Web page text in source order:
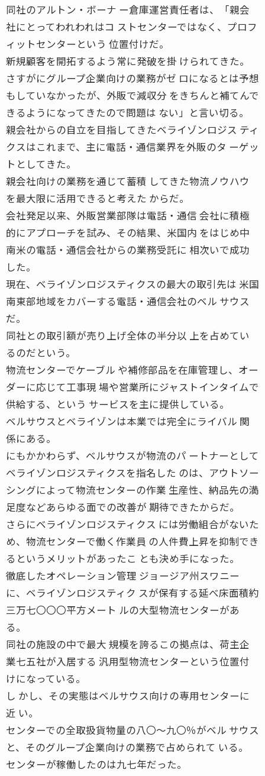
同社のアルトン・ボーナ ー倉庫運営責任者は、「親会
社にとってわれわれはコ ストセンターではなく、プロフ
ィットセンターという 位置付けだ。
新規顧客を開拓するよう常に発破を掛 けられてきた。
さすがにグループ企業向けの業務がゼ ロになるとは予想
もしていなかったが、外販で減収分 をきちんと補てんで
きるようになってきたので問題は ない」と言い切る。
親会社からの自立を目指してきたベライゾンロジス ティ
クスはこれまで、主に電話・通信業界を外販のタ ーゲッ
トとしてきた。
親会社向けの業務を通じて蓄積 してきた物流ノウハウ
を最大限に活用できると考えた からだ。
会社発足以来、外販営業部隊は電話・通信 会社に積極
的にアプローチを試み、その結果、米国内 をはじめ中
南米の電話・通信会社からの業務受託に 相次いで成功
した。
現在、ベライゾンロジスティクスの最大の取引先は 米国
南東部地域をカバーする電話・通信会社のベル サウス
だ。
同社との取引額が売り上げ全体の半分以 上を占めてい
るのだという。
物流センターでケーブル や補修部品を在庫管理し、オー
ダーに応じて工事現 場や営業所にジャストインタイムで
供給する、という サービスを主に提供している。
ベルサウスとベライゾンは本業では完全にライバル 関
係にある。
にもかかわらず、ベルサウスが物流のパ ートナーとして
ベライゾンロジスティクスを指名した のは、アウトソー
シングによって物流センターの作業 生産性、納品先の満
足度などあらゆる面での改善が 期待できたからだ。
さらにベライゾンロジスティクス には労働組合がないた
め、物流センターで働く作業員 の人件費上昇を抑制でき
るというメリットがあったこ とも決め手になった。
徹底したオペレーション管理 ジョージア州スワニー
に、ベライゾンロジスティク スが保有する延べ床面積約
三万七〇〇〇平方メート ルの大型物流センターがあ
る。
同社の施設の中で最大 規模を誇るこの拠点は、荷主企
業七五社が入居する 汎用型物流センターという位置付
けになっている。
し かし、その実態はベルサウス向けの専用センターに
近 い。
センターでの全取扱貨物量の八〇〜九〇％がベル サウス
と、そのグループ企業向けの業務で占められて いる。
センターが稼働したのは九七年だった。